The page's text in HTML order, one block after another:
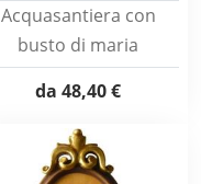
Acquasantiera con
busto di maria
da 48,40 €